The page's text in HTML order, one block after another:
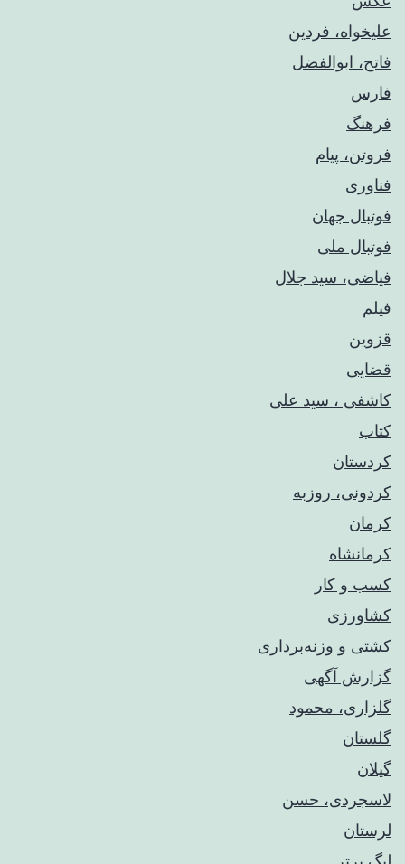
علیخواه، فردین
فاتح، ابوالفضل
فارس
فرهنگ
فروتن، پیام
فناوری
فوتبال جهان
فوتبال ملی
فیاضی، سید جلال
فیلم
قزوین
قضایی
کاشفی ، سید علی
کتاب
کردستان
کردونی، روزبه
کرمان
کرمانشاه
کسب و کار
کشاورزی
کشتی و وزنه‌برداری
گزارش آگهی
گلزاری، محمود
گلستان
گیلان
لاسجردی، حسن
لرستان